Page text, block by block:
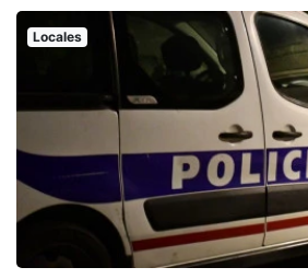
Locales